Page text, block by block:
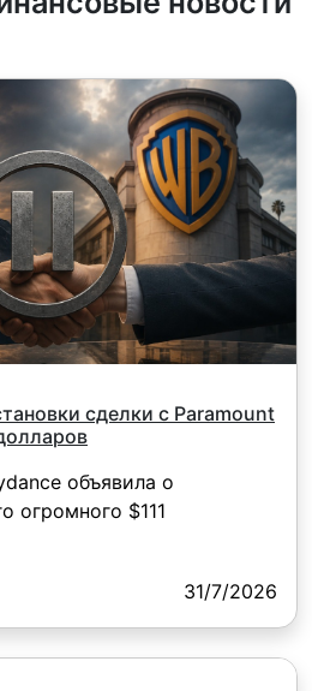
акций – 1.5 CAD. Для
только 1 USD).
сделки c Paramount
объявила о
огромного $111
31/7/2026